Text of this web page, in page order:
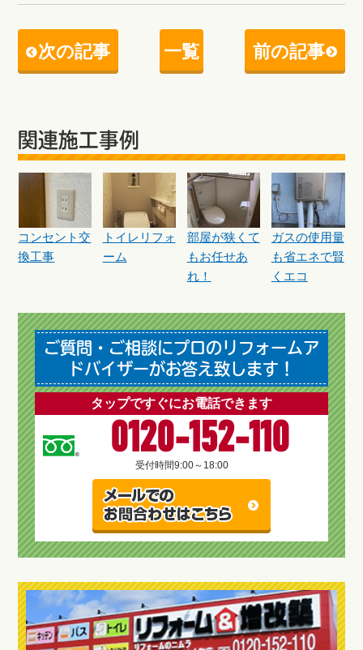
次の記事 一覧 前の記事
関連施工事例
コンセント交
換工事
トイレリフォ
ーム
部屋が狭くて
もお任せあ
れ！
ガスの使用量
も省エネで賢
くエコ
ご質問・ご相談にプロのリフォームア
ドバイザーがお答え致します！
タップですぐにお電話できます
0120-152-110
受付時間9:00～18:00